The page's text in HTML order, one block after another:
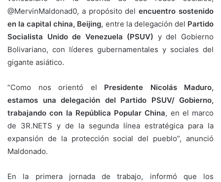
@MervinMaldonad0, a propósito delencuentro sostenido
en la capital china, Beijing, entre la delegación del Partido
Socialista Unido de Venezuela (PSUV) y del Gobierno
Bolivariano, con líderes gubernamentales y sociales del
gigante asiático.
“Como nos orientó el Presidente Nicolás Maduro,
estamos una delegación del Partido PSUV/ Gobierno,
trabajando con la República Popular China, en el marco
de 3R.NETS y de la segunda línea estratégica para la
expansión de la protección social del pueblo”, anunció
Maldonado.
En la primera jornada de trabajo, informó que los